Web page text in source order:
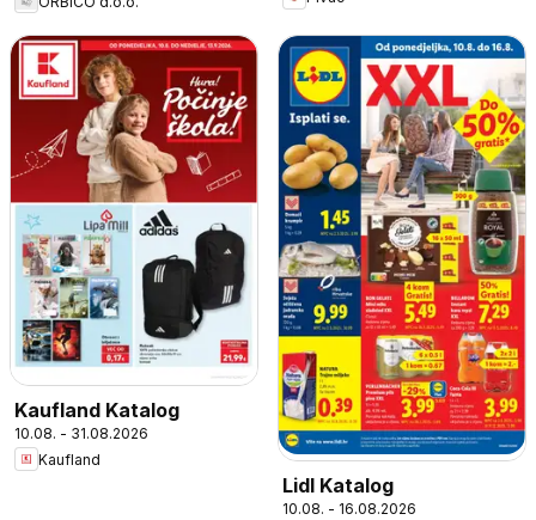
Kaufland Katalog
10.08. - 31.08.2026
Kaufland
Lidl Katalog
10.08. - 16.08.2026